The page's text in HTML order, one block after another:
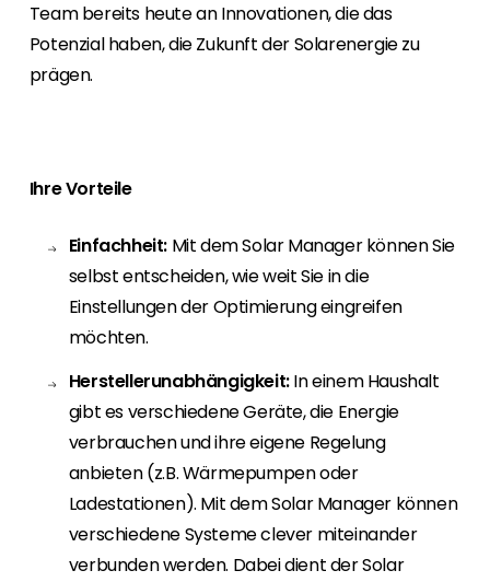
Karriere
Sie suchen nach einem Job in der
Erneuerbaren Energie Branche? Dann sind Sie
Wenn Sie auf der Suche nach wichtigen
werden Sie bei uns fündig.
Team bereits heute an Innovationen, die das
Potenzial haben, die Zukunft der Solarenergie zu
prägen.
Ihre Vorteile
Einfachheit: Mit dem Solar Manager können Sie
selbst entscheiden, wie weit Sie in die
Einstellungen der Optimierung eingreifen
möchten.
Herstellerunabhängigkeit:In einem Haushalt
gibt es verschiedene Geräte, die Energie
verbrauchen und ihre eigene Regelung
anbieten (z.B. Wärmepumpen oder
Ladestationen). Mit dem Solar Manager können
verschiedene Systeme clever miteinander
verbunden werden. Dabei dient der Solar